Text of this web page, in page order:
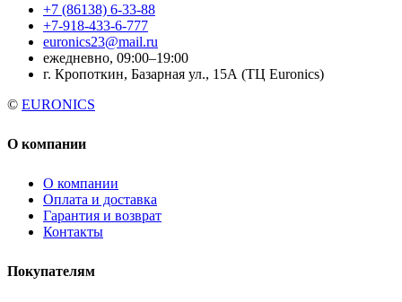
+7 (86138) 6-33-88
+7-918-433-6-777
euronics23@mail.ru
ежедневно, 09:00–19:00
г. Кропоткин, Базарная ул., 15А (ТЦ Euronics)
© EURONICS
О компании
О компании
Оплата и доставка
Гарантия и возврат
Контакты
Покупателям